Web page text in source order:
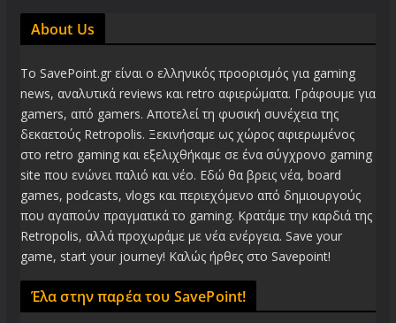
About Us
Το SavePoint.gr είναι ο ελληνικός προορισμός για gaming
news, αναλυτικά reviews και retro αφιερώματα. Γράφουμε για
gamers, από gamers. Αποτελεί τη φυσική συνέχεια της
δεκαετούς Retropolis. Ξεκινήσαμε ως χώρος αφιερωμένος
στο retro gaming και εξελιχθήκαμε σε ένα σύγχρονο gaming
site που ενώνει παλιό και νέο. Εδώ θα βρεις νέα, board
games, podcasts, vlogs και περιεχόμενο από δημιουργούς
που αγαπούν πραγματικά το gaming. Κρατάμε την καρδιά της
Retropolis, αλλά προχωράμε με νέα ενέργεια. Save your
game, start your journey! Καλώς ήρθες στο Savepoint!
Έλα στην παρέα του SavePoint!